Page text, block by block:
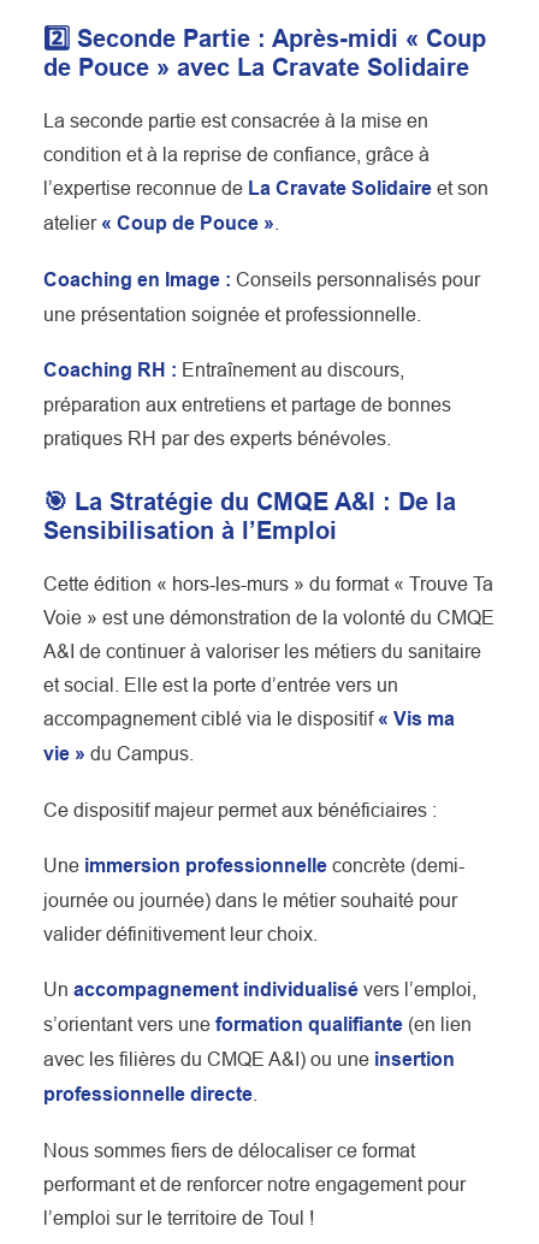
2️⃣ Seconde Partie : Après-midi « Coup
de Pouce » avec La Cravate Solidaire
La seconde partie est consacrée à la mise en
condition et à la reprise de confiance, grâce à
l’expertise reconnue de La Cravate Solidaire et son
atelier « Coup de Pouce »
Coaching en Image : Conseils personnalisés pour
une présentation soignée et professionnelle.
Coaching RH : Entraînement au discours,
préparation aux entretiens et partage de bonnes
pratiques RH par des experts bénévoles.
🎯 La Stratégie du CMQE A&I : De la
Sensibilisation à l’Emploi
Cette édition « hors-les-murs » du format « Trouve Ta
Voie » est une démonstration de la volonté du CMQE
A&I de continuer à valoriser les métiers du sanitaire
et social. Elle est la porte d’entrée vers un
accompagnement ciblé via le dispositif « Vis ma
vie » du Campus.
Ce dispositif majeur permet aux bénéficiaires :
Une immersion professionnelle concrète (demi-
journée ou journée) dans le métier souhaité pour
valider définitivement leur choix.
Un accompagnement individualisé vers l’emploi,
s’orientant vers une formation qualifiante (en lien
avec les filières du CMQE A&I) ou une insertion
professionnelle directe
Nous sommes fiers de délocaliser ce format
performant et de renforcer notre engagement pour
l’emploi sur le territoire de Toul !